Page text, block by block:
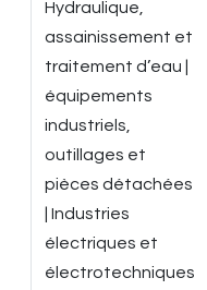
Hydraulique,
assainissement et
traitement d’eau |
équipements
industriels,
outillages et
pièces détachées
| Industries
électriques et
électrotechniques